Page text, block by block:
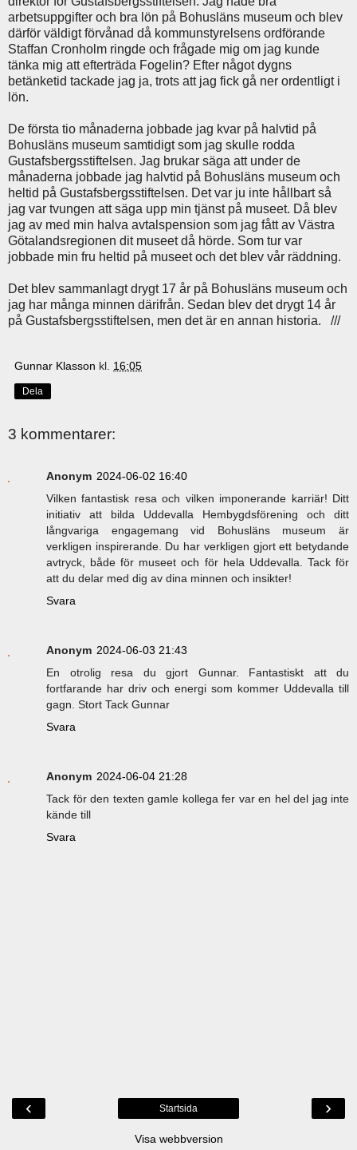
arbetsuppgifter och bra lön på Bohusläns museum och blev
därför väldigt förvånad då kommunstyrelsens ordförande
Staffan Cronholm ringde och frågade mig om jag kunde
tänka mig att efterträda Fogelin? Efter något dygns
betänketid tackade jag ja, trots att jag fick gå ner ordentligt i
lön.
De första tio månaderna jobbade jag kvar på halvtid på
Bohusläns museum samtidigt som jag skulle rodda
Gustafsbergsstiftelsen. Jag brukar säga att under de
månaderna jobbade jag halvtid på Bohusläns museum och
heltid på Gustafsbergsstiftelsen. Det var ju inte hållbart så
jag var tvungen att säga upp min tjänst på museet. Då blev
jag av med min halva avtalspension som jag fått av Västra
Götalandsregionen dit museet då hörde. Som tur var
jobbade min fru heltid på museet och det blev vår räddning.
Det blev sammanlagt drygt 17 år på Bohusläns museum och
jag har många minnen därifrån. Sedan blev det drygt 14 år
på Gustafsbergsstiftelsen, men det är en annan historia. ///
Gunnar Klasson kl. 16:05
Dela
3 kommentarer:
Anonym 2024-06-02 16:40
Vilken fantastisk resa och vilken imponerande karriär! Ditt
initiativ att bilda Uddevalla Hembygdsförening och ditt
långvariga engagemang vid Bohusläns museum är
verkligen inspirerande. Du har verkligen gjort ett betydande
avtryck, både för museet och för hela Uddevalla. Tack för
att du delar med dig av dina minnen och insikter!
Svara
Anonym 2024-06-03 21:43
En otrolig resa du gjort Gunnar. Fantastiskt att du
fortfarande har driv och energi som kommer Uddevalla till
gagn. Stort Tack Gunnar
Svara
Anonym 2024-06-04 21:28
Tack för den texten gamle kollega fer var en hel del jag inte
kände till
Svara
‹ ›
Startsida
Visa webbversion